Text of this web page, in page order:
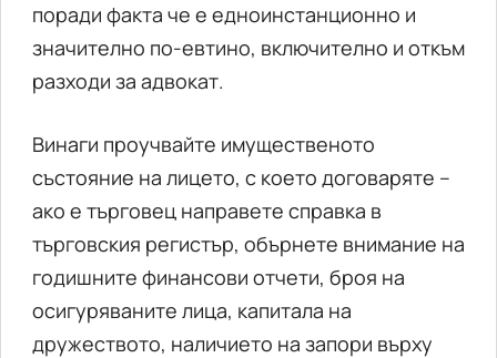
поради факта че е едноинстанционно и
значително по-евтино, включително и откъм
разходи за адвокат.
Винаги проучвайте имущественото
състояние на лицето, с което договаряте –
ако е търговец направете справка в
търговския регистър, обърнете внимание на
годишните финансови отчети, броя на
осигуряваните лица, капитала на
дружеството, наличието на запори върху